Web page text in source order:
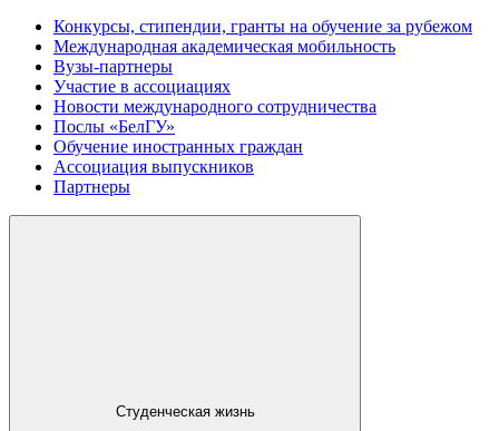
Конкурсы, стипендии, гранты на обучение за рубежом
Международная академическая мобильность
Вузы-партнеры
Участие в ассоциациях
Новости международного сотрудничества
Послы «БелГУ»
Обучение иностранных граждан
Ассоциация выпускников
Партнеры
Студенческая жизнь